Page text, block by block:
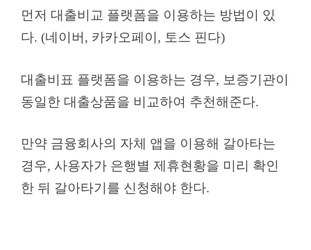
먼저 대출비교 플랫폼을 이용하는 방법이 있
다. (네이버, 카카오페이, 토스 핀다)
대출비표 플랫폼을 이용하는 경우, 보증기관이
동일한 대출상품을 비교하여 추천해준다.
만약 금융회사의 자체 앱을 이용해 갈아타는
경우, 사용자가 은행별 제휴현황을 미리 확인
한 뒤 갈아타기를 신청해야 한다.